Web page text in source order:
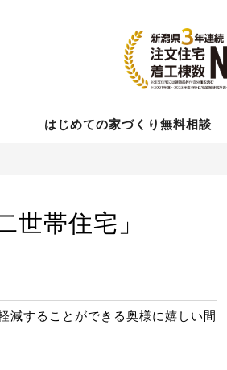
はじめての家づくり無料相談
帯住宅」
減することができる奥様に嬉しい間